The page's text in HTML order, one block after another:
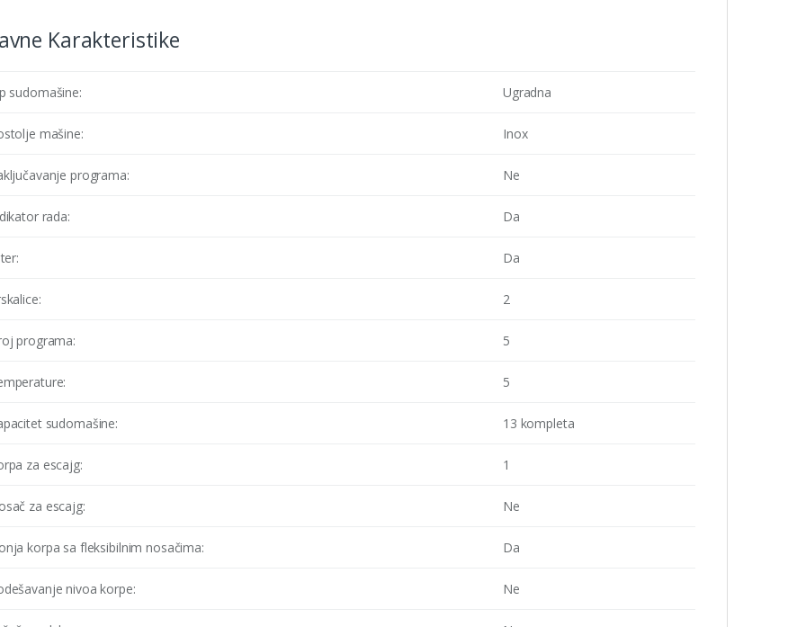
Karakteristike
sudomašine: Ugradna
mašine: Inox
programa: Ne
rada: Da
Da
2
programa: 5
5
sudomašine: 13 kompleta
za escajg: 1
za escajg: Ne
korpa sa fleksibilnim nosačima: Da
nivoa korpe: Ne